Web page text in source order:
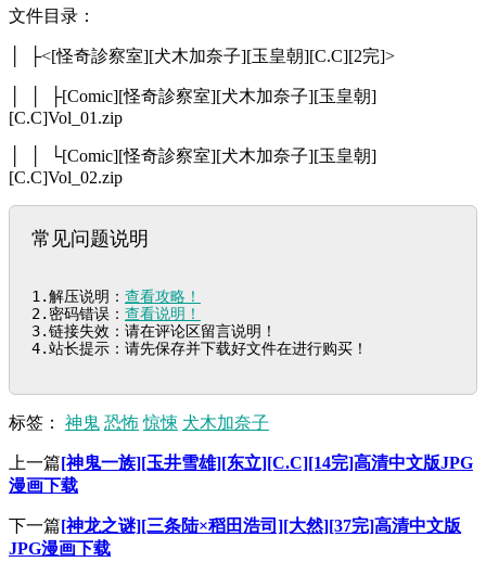
文件目录：
│ ├<[怪奇診察室][犬木加奈子][玉皇朝][C.C][2完]>
│ │ ├[Comic][怪奇診察室][犬木加奈子][玉皇朝]
[C.C]Vol_01.zip
│ │ └[Comic][怪奇診察室][犬木加奈子][玉皇朝]
[C.C]Vol_02.zip
常见问题说明
1.解压说明： 查看攻略！
2.密码错误： 查看说明！
3.链接失效：请在评论区留言说明！
4.站长提示：请先保存并下载好文件在进行购买！
标签： 神鬼 恐怖 惊悚 犬木加奈子
上一篇[神鬼一族][玉井雪雄][东立][C.C][14完]高清中文版JPG
漫画下载
下一篇[神龙之谜][三条陆×稻田浩司][大然][37完]高清中文版
JPG漫画下载